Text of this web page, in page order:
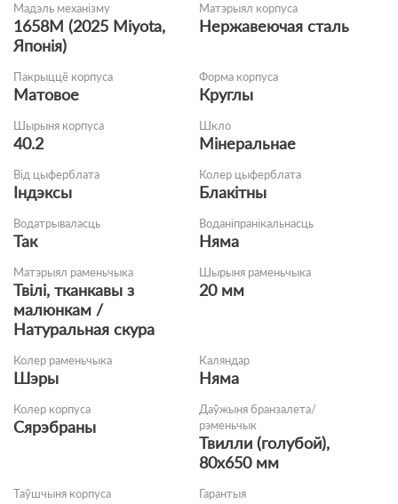
Мадэль механізму
1658М (2025 Miyota,
Японія)
Матэрыял корпуса
Нержавеючая сталь
Пакрыццё корпуса
Матовое
Форма корпуса
Круглы
Шырыня корпуса
40.2
Шкло
Мінеральнае
Від цыферблата
Індэксы
Колер цыферблата
Блакітны
Водатрываласць
Так
Воданіпранікальнасць
Няма
Матэрыял раменьчыка
Твілі, тканкавы з
малюнкам /
Натуральная скура
Шырыня раменьчыка
20 мм
Колер раменьчыка
Шэры
Каляндар
Няма
Колер корпуса
Сярэбраны
Даўжыня бранзалета/
рэменьчык
Твилли (голубой),
80х650 мм
Таўшчыня корпуса Гарантыя